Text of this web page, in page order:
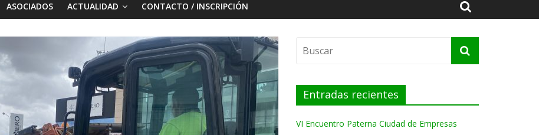
ASOCIADOS ACTUALIDAD CONTACTO / INSCRIPCIÓN
Entradas recientes
VI Encuentro Paterna Ciudad de Empresas